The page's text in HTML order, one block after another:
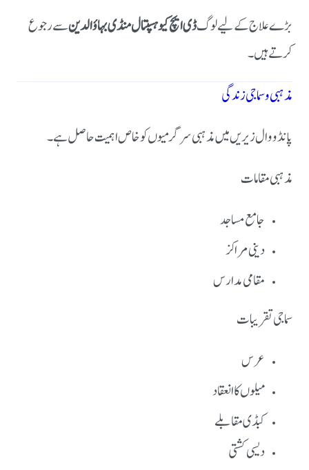
بڑے علاج کے لیے لوگڈی ایچ کیو ہسپتال منڈی بہاؤالدینسے رجوع
کرتے ہیں۔
مذہبی و سماجی زندگی
پانڈووال زیریں میں مذہبی سرگرمیوں کو خاص اہمیت حاصل ہے۔
مذہبی مقامات
جامع مساجد
دینی مراکز
مقامی مدارس
سماجی تقریبات
عرس
میلوں کا انعقاد
کبڈی مقابلے
دیسی کشتی